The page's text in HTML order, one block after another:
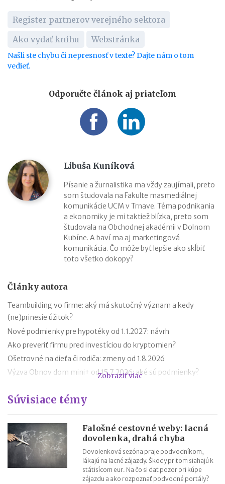
Register partnerov verejného sektora
Ako vydať knihu
Webstránka
Našli ste chybu či nepresnosť v texte? Dajte nám o tom
vedieť.
Odporučte článok aj priateľom
Libuša Kuníková
Písanie a žurnalistika ma vždy zaujímali, preto
som študovala na Fakulte masmediálnej
komunikácie UCM v Trnave. Téma podnikania
a ekonomiky je mi taktiež blízka, preto som
študovala na Obchodnej akadémii v Dolnom
Kubíne. A baví ma aj marketingová
komunikácia. Čo môže byť lepšie ako skĺbiť
toto všetko dokopy?
Články autora
Teambuilding vo firme: aký má skutočný význam a kedy
(ne)prinesie úžitok?
Nové podmienky pre hypotéky od 1.1.2027: návrh
Ako preveriť firmu pred investíciou do kryptomien?
Ošetrovné na dieťa či rodiča: zmeny od 1.8.2026
Výzva Obnov dom mini+ od 15.7.2026: aké sú podmienky?
činnosti (AML zákon)
Sviatok sv. Cyrila a Metoda 2026 už bez zatvorených obchodov
Nabíjanie elektromobilu v zahraničí: roaming, aplikácie,
plánovanie cesty
ChatGPT, Gemini a ďalšie AI nástroje: daňové povinnosti pri
Zobraziť viac
Súvisiace témy
Falošné cestovné weby: lacná
dovolenka, drahá chyba
Dovolenková sezóna praje podvodníkom,
lákajú na lacné zájazdy. Škody pritom siahajú k
státisícom eur. Na čo si dať pozor pri kúpe
zájazdu a ako rozpoznať podvodné portály?